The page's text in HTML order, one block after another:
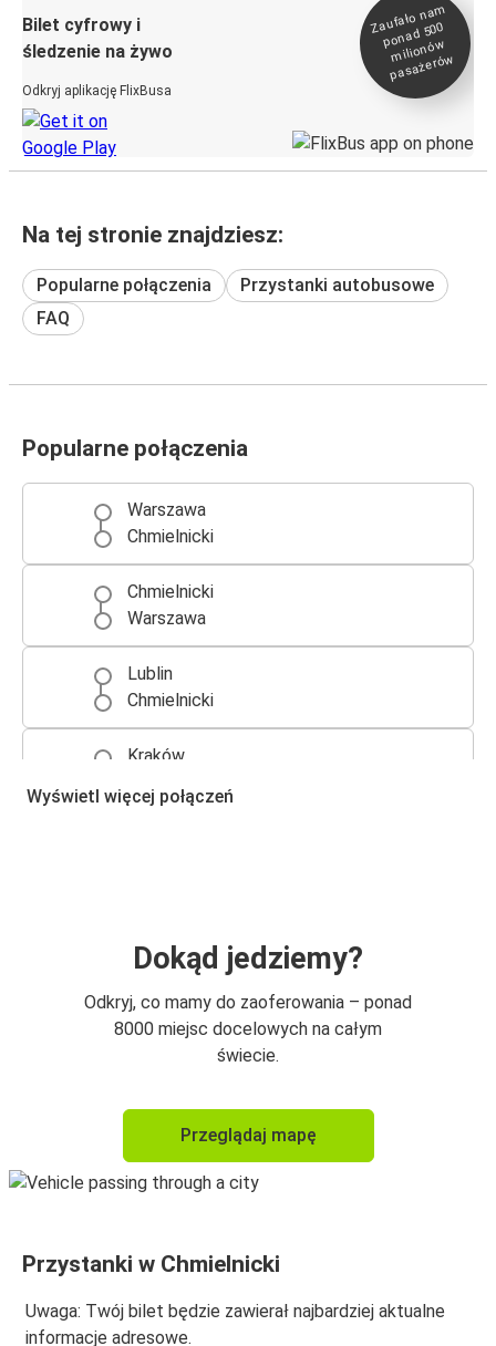
Bilet cyfrowy i
śledzenie na żywo
Odkryj aplikację FlixBusa
Zaufało na
m
ponad 500
milionó
w
pasażeró
w
Na tej stronie znajdziesz:
Popularne połączenia
Przystanki autobusowe
FAQ
Popularne połączenia
Warszawa
Chmielnicki
Chmielnicki
Warszawa
Lublin
Chmielnicki
Kraków
Kraków
Chmielnicki
Wrocław
Chmielnicki
Łódź
Chmielnicki
Poznań
Chmielnicki
Wyświetl więcej połączeń
Dokąd jedziemy?
Odkryj, co mamy do zaoferowania – ponad
8000 miejsc docelowych na całym
świecie.
Przeglądaj mapę
Przystanki w Chmielnicki
Uwaga: Twój bilet będzie zawierał najbardziej aktualne
informacje adresowe.